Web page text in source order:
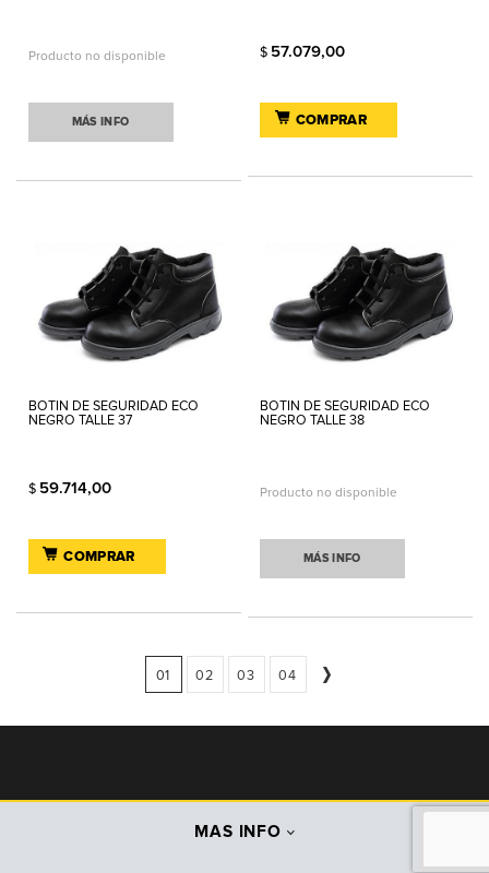
Producto no disponible
MÁS INFO
$ 57.079,00
COMPRAR
BOTIN DE SEGURIDAD ECO
NEGRO TALLE 37
$ 59.714,00
COMPRAR
BOTIN DE SEGURIDAD ECO
NEGRO TALLE 38
Producto no disponible
MÁS INFO
01 02 03 04
MAS INFO